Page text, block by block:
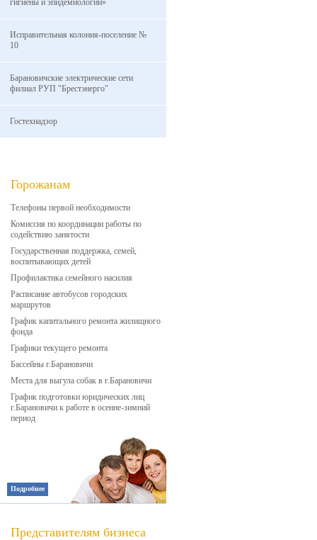
гигиены и эпидемиологии»
Исправительная колония-поселение №
10
Барановичские электрические сети
филиал РУП "Брестэнерго"
Гостехнадзор
Горожанам
Телефоны первой необходимости
Комиссия по координации работы по
содействию занятости
Государственная поддержка, семей,
воспитывающих детей
Профилактика семейного насилия
Расписание автобусов городских
маршрутов
График капитального ремонта жилищного
фонда
Графики текущего ремонта
Бассейны г.Барановичи
Места для выгула собак в г.Барановичи
График подготовки юридических лиц
г.Барановичи к работе в осенне-зимний
период
Подробнее
Представителям бизнеса